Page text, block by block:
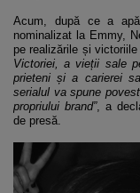
Acum, după ce a
nominalizat la Emmy,
pe realizările și victoriile
Victoriei, a vieții sale
prieteni și a carierei
serialul va spune
propriului brand”, a
de presă.